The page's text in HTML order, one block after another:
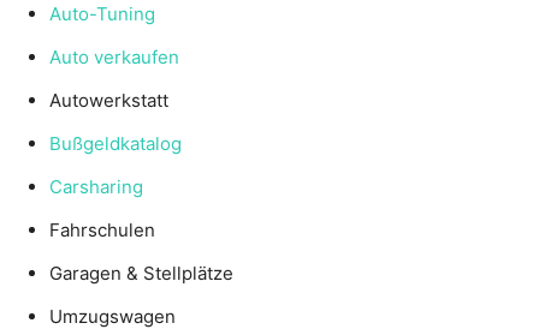
Auto-Tuning
Auto verkaufen
Autowerkstatt
Bußgeldkatalog
Carsharing
Fahrschulen
Garagen & Stellplätze
Umzugswagen